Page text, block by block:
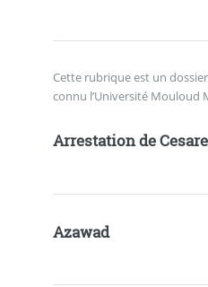
Cette rubrique est un
connu l’Université Mouloud
Arrestation de
Azawad